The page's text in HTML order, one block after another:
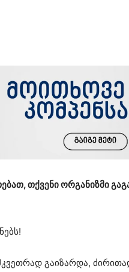
თქვენი ორგანიზმი
გაიზარდა,